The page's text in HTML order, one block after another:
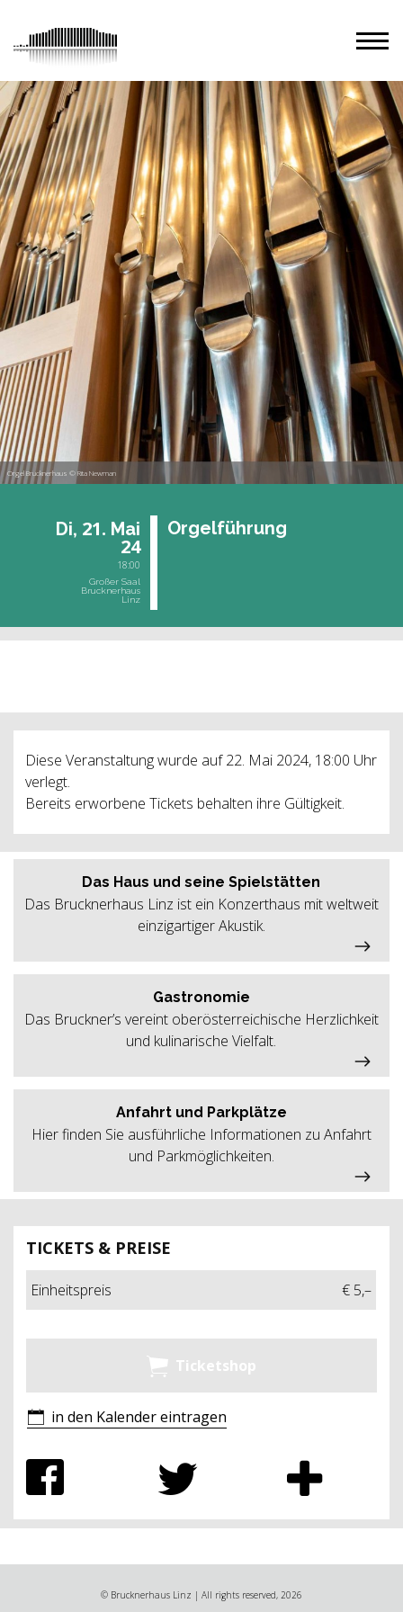
Orgel Brucknerhaus © Rita Newman
Di, 21. Mai
24
18:00
Großer Saal
Brucknerhaus
Linz
Or­gel­füh­rung
Diese Veranstaltung wurde auf 22. Mai 2024, 18:00 Uhr
verlegt.
Bereits erworbene Tickets behalten ihre Gültigkeit.
TICKETS & PREISE
Einheitspreis € 5,–
Ticketshop
in den Kalender eintragen
Das Haus und seine Spielstätten
Das Brucknerhaus Linz ist ein Konzerthaus mit weltweit
einzigartiger Akustik.
Gastronomie
Das Bruckner’s vereint oberösterreichische Herzlichkeit
und kulinarische Vielfalt.
Anfahrt und Parkplätze
Hier finden Sie ausführliche Informationen zu Anfahrt
und Parkmöglichkeiten.
© Brucknerhaus Linz | All rights reserved, 2026